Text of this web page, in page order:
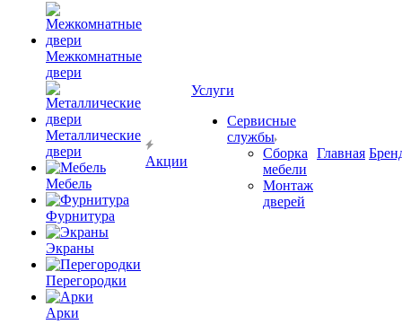
Межкомнатные
двери
Металлические
двери
Мебель
Фурнитура
Экраны
Перегородки
Арки
Акции
Услуги
Сервисные
службы
Сборка
мебели
Монтаж
дверей
Главная